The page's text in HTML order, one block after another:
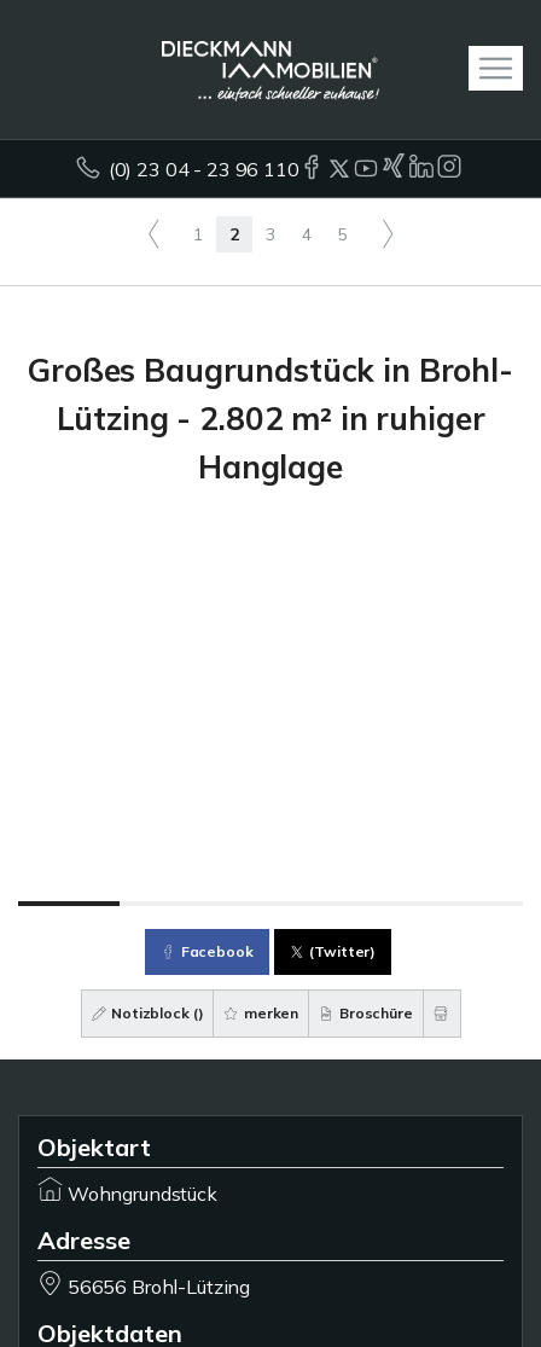
(0) 23 04 - 23 96 110
1 2 3 4 5
Großes Baugrundstück in Brohl-
Lützing - 2.802 m² in ruhiger
Hanglage
Facebook (Twitter)
Notizblock () merken Broschüre
Objektart
Wohngrundstück
Adresse
56656 Brohl-Lützing
Objektdaten